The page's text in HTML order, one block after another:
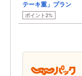
テーキ重」プラン
ポイント2%